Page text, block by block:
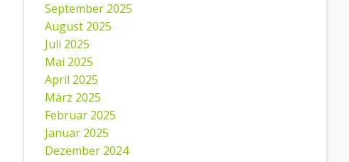
September 2025
August 2025
Juli 2025
Mai 2025
April 2025
März 2025
Februar 2025
Januar 2025
Dezember 2024